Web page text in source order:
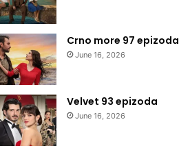
Crno more 97 epizoda
June 16, 2026
Velvet 93 epizoda
June 16, 2026